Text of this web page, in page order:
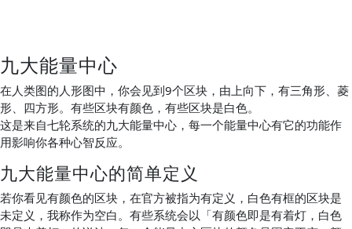
九大能量中心
在人类图的人形图中，你会见到9个区块，由上向下，有三角形、菱
形、四方形。有些区块有颜色，有些区块是白色。
这是来自七轮系统的九大能量中心，每一个能量中心有它的功能作
用影响你各种心智反应。
九大能量中心的简单定义
若你看见有颜色的区块，在官方被指为有定义，白色有框的区块是
未定义，我称作为空白。有些系统会以「有颜色即是有着灯，白色